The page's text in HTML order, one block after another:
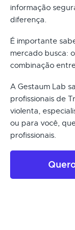
informação
diferença.
É importante
mercado busca:
combinação
A Gestaum Lab
profissionais de
violenta,
ou para você,
profissionais.